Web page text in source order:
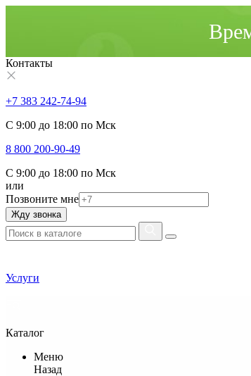
Контакты
+7 383 242-74-94
С 9:00 до 18:00 по Мск
8 800 200-90-49
С 9:00 до 18:00 по Мск
или
Позвоните мне
Жду звонка
Услуги
Каталог
Меню
Назад